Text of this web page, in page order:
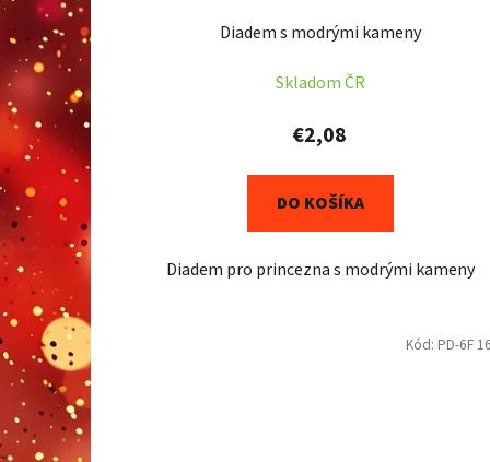
Diadem s modrými kameny
Skladom ČR
€2,08
DO KOŠÍKA
Diadem pro princezna s modrými kameny
Kód: PD-6F